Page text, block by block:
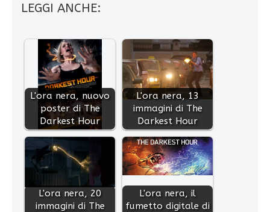
LEGGI ANCHE:
L'ora nera, nuovo
poster di The
Darkest Hour
L'ora nera, 13
immagini di The
Darkest Hour
L'ora nera, 20
immagini di The
L'ora nera, il
fumetto digitale di